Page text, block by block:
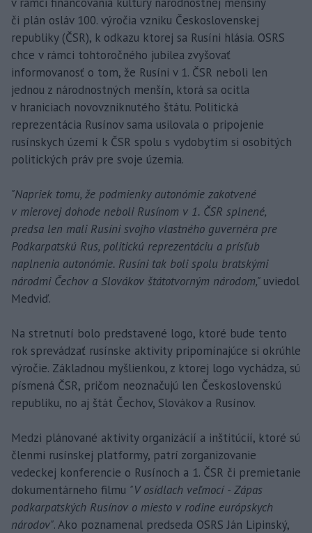
či plán osláv 100. výročia vzniku Československej
republiky (ČSR), k odkazu ktorej sa Rusíni hlásia. OSRS
chce v rámci tohtoročného jubilea zvyšovať
informovanosť o tom, že Rusíni v 1. ČSR neboli len
jednou z národnostných menšín, ktorá sa ocitla
v hraniciach novovzniknutého štátu. Politická
reprezentácia Rusínov sama usilovala o pripojenie
rusínskych území k ČSR spolu s vydobytím si osobitých
politických práv pre svoje územia.
"Napriek tomu, že podmienky autonómie zakotvené
v mierovej dohode neboli Rusínom v 1. ČSR splnené,
predsa len mali Rusíni svojho vlastného guvernéra pre
Podkarpatskú Rus, politickú reprezentáciu a prísľub
naplnenia autonómie. Rusíni tak boli spolu bratskými
národmi Čechov a Slovákov štátotvorným národom," uviedol
Medviď.
Na stretnutí bolo predstavené logo, ktoré bude tento
rok sprevádzať rusínske aktivity pripomínajúce si okrúhle
výročie. Základnou myšlienkou, z ktorej logo vychádza, sú
písmená ČSR, pričom neoznačujú len Československú
republiku, no aj štát Čechov, Slovákov a Rusínov.
Medzi plánované aktivity organizácií a inštitúcií, ktoré sú
členmi rusínskej platformy, patrí zorganizovanie
vedeckej konferencie o Rusínoch a 1. ČSR či premietanie
dokumentárneho filmu "V osídlach veľmocí - Zápas
podkarpatských Rusínov o miesto v rodine európskych
národov". Ako poznamenal predseda OSRS Ján Lipinský,